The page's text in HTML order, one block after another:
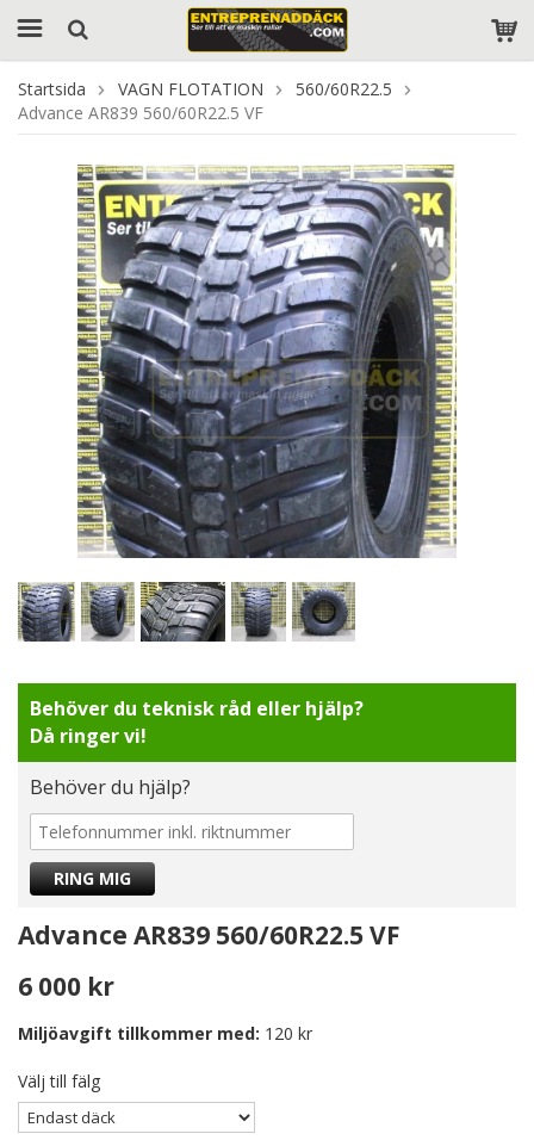
Startsida VAGN FLOTATION
560/60R22.5
Advance AR839 560/60R22.5 VF
Behöver du teknisk råd eller hjälp?
Då ringer vi!
Behöver du hjälp?
Advance AR839 560/60R22.5 VF
6 000 kr
Miljöavgift tillkommer med: 120 kr
Välj till fälg